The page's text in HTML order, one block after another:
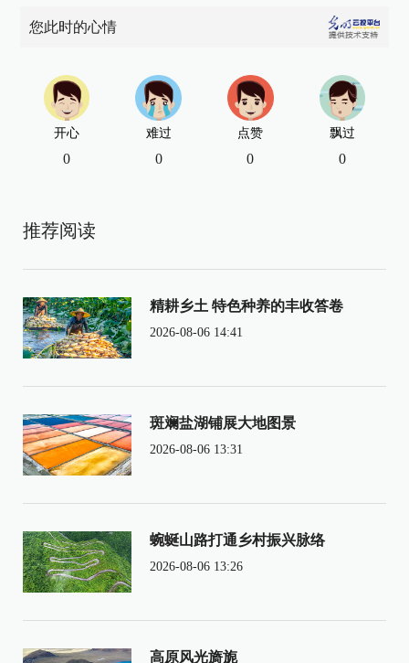
您此时的心情
开心
0
难过
0
点赞
0
飘过
0
推荐阅读
精耕乡土 特色种养的丰收答卷
2026-08-06 14:41
斑斓盐湖铺展大地图景
2026-08-06 13:31
蜿蜒山路打通乡村振兴脉络
2026-08-06 13:26
高原风光旖旎